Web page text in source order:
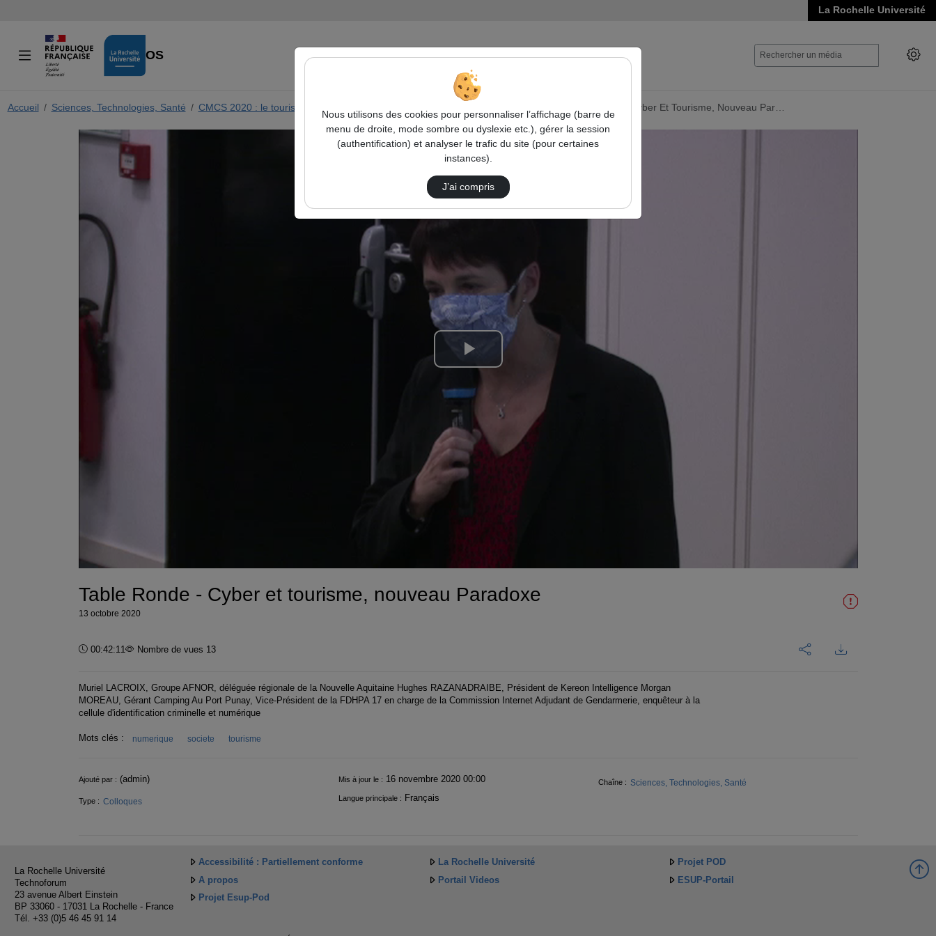
La Rochelle Université
VIDÉOS
Accueil Sciences, Technologies, Santé CMCS 2020 : le tourisme, votre saison touristique sans attaques, sans arnaques Table Ronde - Cyber Et Tourisme, Nouveau Par…
Lire
la
vidéo
Table Ronde - Cyber et tourisme, nouveau Paradoxe
13 octobre 2020
Durée :
00:42:11 Nombre de vues 13
Muriel LACROIX, Groupe AFNOR, déléguée régionale de la Nouvelle Aquitaine Hughes RAZANADRAIBE, Président de Kereon Intelligence Morgan
MOREAU, Gérant Camping Au Port Punay, Vice-Président de la FDHPA 17 en charge de la Commission Internet Adjudant de Gendarmerie, enquêteur à la
cellule d'identification criminelle et numérique
Mots clés : numerique societe tourisme
Informations
Ajouté par : (admin) Mis à jour le : 16 novembre 2020 00:00 Chaîne : Sciences, Technologies, Santé
Type : Colloques Langue principale : Français
La Rochelle Université
Technoforum
23 avenue Albert Einstein
BP 33060 - 17031 La Rochelle - France
Tél. +33 (0)5 46 45 91 14
Accessibilité : Partiellement conforme La Rochelle Université
Projet POD
A propos
Portail Videos
ESUP-Portail
Projet Esup-Pod
Nous utilisons des cookies pour personnaliser l’affichage (barre de
menu de droite, mode sombre ou dyslexie etc.), gérer la session
(authentification) et analyser le trafic du site (pour certaines
instances).
J’ai compris